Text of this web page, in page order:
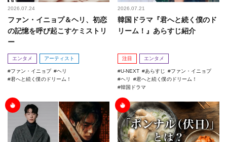
2026.07.24
ファン・イニョプ＆ヘリ、初恋
の記憶を呼び起こすケミストリ
ー
エンタメ アーティスト
ファン・イニョプ
ヘリ
君へと続く僕のドリーム！
2026.07.21
韓国ドラマ『君へと続く僕のド
リーム！』あらすじ紹介
注目 エンタメ
U-NEXT あらすじ
ファン・イニョプ
ヘリ
君へと続く僕のドリーム！
韓国ドラマ